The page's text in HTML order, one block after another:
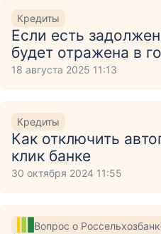
Кредиты
Если есть
будет отражена в
18 августа 2025 11:13
Кредиты
Как отключить
клик банке
30 октября 2024 11:55
Вопрос о